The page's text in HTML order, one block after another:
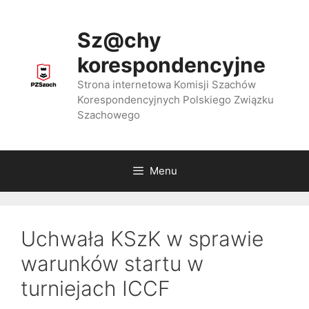
Sz@chy
korespondencyjne
Strona internetowa Komisji Szachów
Korespondencyjnych Polskiego Związku
Szachowego
Menu
Uchwała KSzK w sprawie
warunków startu w
turniejach ICCF